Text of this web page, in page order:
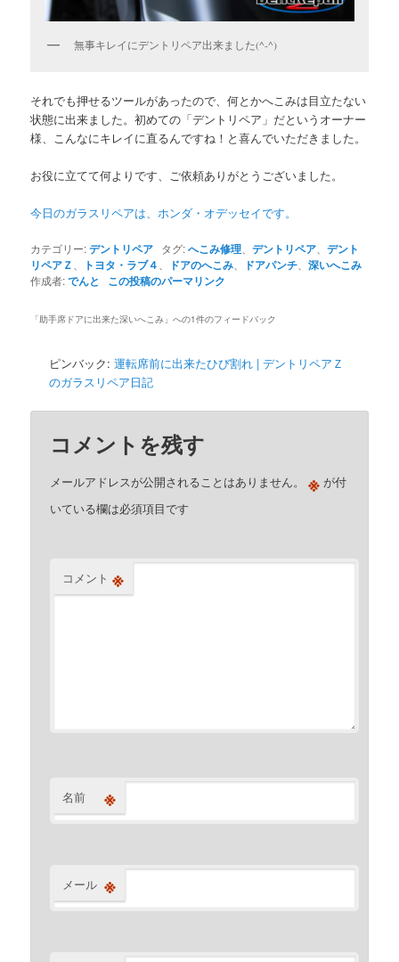
無事キレイにデントリペア出来ました(^-^)
それでも押せるツールがあったので、何とかへこみは目立たない
状態に出来ました。初めての「デントリペア」だというオーナー
様、こんなにキレイに直るんですね！と喜んでいただきました。
お役に立てて何よりです、ご依頼ありがとうございました。
今日のガラスリペアは、ホンダ・オデッセイです。
カテゴリー:デントリペア タグ:へこみ修理 、デントリペア 、デント
リペアＺ
トヨタ・ラブ４ ドアのへこみ ドアパンチ 、深いへこみ
作成者:でんと この投稿のパーマリンク
「助手席ドアに出来た深いへこみ 」への1件のフィードバック
ピンバック:運転席前に出来たひび割れ | デントリペアＺ
のガラスリペア日記
コメントを残す
メールアドレスが公開されることはありません。 ※ が付
いている欄は必須項目です
コメント ※
名前 ※
メール ※